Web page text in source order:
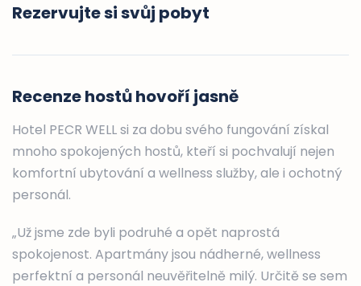
Rezervujte si svůj pobyt
Recenze hostů hovoří jasně
Hotel PECR WELL si za dobu svého fungování získal
mnoho spokojených hostů, kteří si pochvalují nejen
komfortní ubytování a wellness služby, ale i ochotný
personál.
„Už jsme zde byli podruhé a opět naprostá
spokojenost. Apartmány jsou nádherné, wellness
perfektní a personál neuvěřitelně milý. Určitě se sem